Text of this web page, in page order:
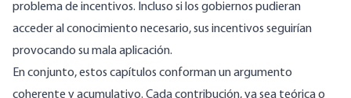
problema de incentivos. Incluso si los gobiernos pudieran
acceder al conocimiento necesario, sus incentivos seguirían
provocando su mala aplicación.
En conjunto, estos capítulos conforman un argumento
coherente y acumulativo. Cada contribución, ya sea teórica o